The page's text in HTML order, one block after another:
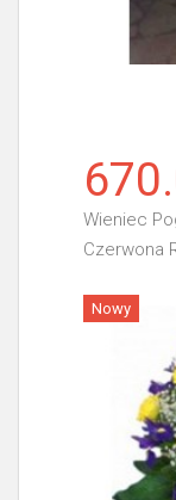
Wieniec
Czerwona
Nowy